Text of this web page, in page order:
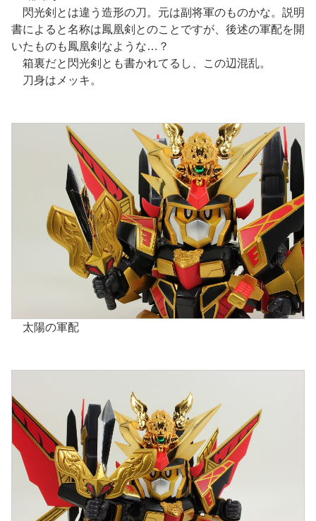
閃光剣とは違う造形の刀。元は副将軍のものかな。説明
書によると名称は鳳凰剣とのことですが、後述の軍配を開
いたものも鳳凰剣なような…？
箱裏だと閃光剣とも書かれてるし、この辺混乱。
刀身はメッキ。
太陽の軍配